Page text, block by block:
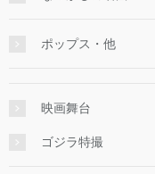
ポップス・他
映画舞台
ゴジラ特撮